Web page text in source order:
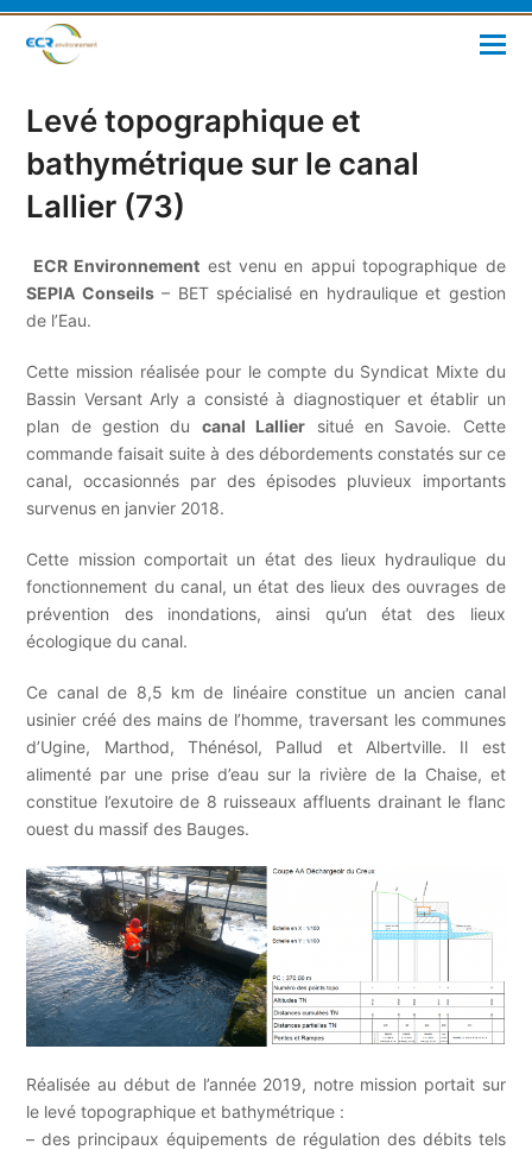
Levé topographique et
bathymétrique sur le canal
Lallier (73)
ECR Environnement est venu en appui topographique de
SEPIA Conseils– BET spécialisé en hydraulique et gestion
de l’Eau.
Cette mission réalisée pour le compte du Syndicat Mixte du
Bassin Versant Arly a consisté à diagnostiquer et établir un
plan de gestion du canal Lallier situé en Savoie. Cette
commande faisait suite à des débordements constatés sur ce
canal, occasionnés par des épisodes pluvieux importants
survenus en janvier 2018.
Cette mission comportait un état des lieux hydraulique du
fonctionnement du canal, un état des lieux des ouvrages de
prévention des inondations, ainsi qu’un état des lieux
écologique du canal.
Ce canal de 8,5 km de linéaire constitue un ancien canal
usinier créé des mains de l’homme, traversant les communes
d’Ugine, Marthod, Thénésol, Pallud et Albertville. Il est
alimenté par une prise d’eau sur la rivière de la Chaise, et
constitue l’exutoire de 8 ruisseaux affluents drainant le flanc
ouest du massif des Bauges.
Réalisée au début de l’année 2019, notre mission portait sur
le levé topographique et bathymétrique :
– des principaux équipements de régulation des débits tels